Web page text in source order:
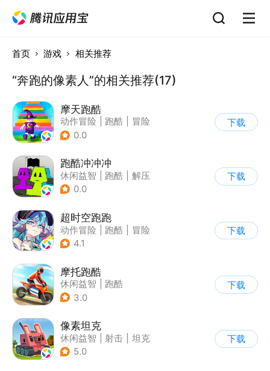
首页 游戏 相关推荐
“奔跑的像素人”的相关推荐(17)
摩天跑酷
动作冒险 跑酷
冒险
| 横版过关
0.0
下载
跑酷冲冲冲
休闲益智 跑酷
解压
| 清新
0.0
下载
超时空跑跑
动作冒险 跑酷
冒险
| 沙盒
4.1
下载
摩托跑酷
休闲益智
跑酷
| 摩托车
3.0
下载
像素坦克
休闲益智 射击
坦克
| 像素风
5.0
下载